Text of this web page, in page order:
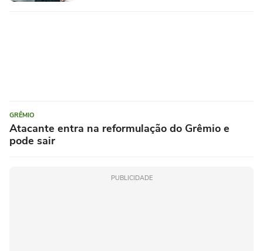
GRÊMIO
Atacante entra na reformulação do Grêmio e
pode sair
PUBLICIDADE